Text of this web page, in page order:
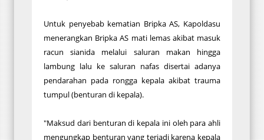
Untuk penyebab kematian Bripka AS, Kapoldasu
menerangkan Bripka AS mati lemas akibat masuk
racun sianida melalui saluran makan hingga
lambung lalu ke saluran nafas disertai adanya
pendarahan pada rongga kepala akibat trauma
tumpul (benturan di kepala).
"Maksud dari benturan di kepala ini oleh para ahli
mengungkap benturan yang terjadi karena kepala